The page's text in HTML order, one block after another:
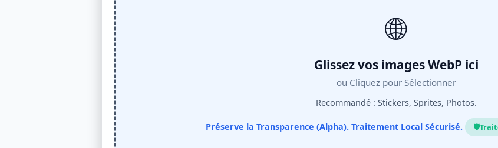
🌐
Glissez vos images WebP ici
ou Cliquez pour Sélectionner
Recommandé : Stickers, Sprites, Photos.
Préserve la Transparence (Alpha). Traitement Local Sécurisé. 🛡️